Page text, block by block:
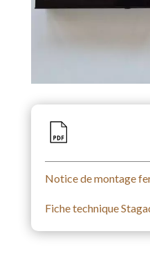
Notice de montage
Fiche technique